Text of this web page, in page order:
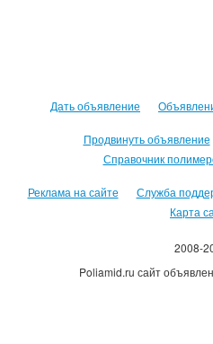
Дать объявление
Продвинуть объявление
Справочник
Реклама на сайте Служба
Карта
2008-
Poliamid.ru сайт